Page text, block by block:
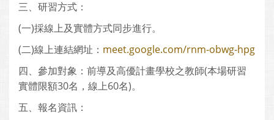
三、研習方式：
(一)採線上及實體方式同步進行。
(二)線上連結網址： meet.google.com/rnm-obwg-hpg
四、參加對象：前導及高優計畫學校之教師(本場研習
實體限額30名，線上60名)。
五、報名資訊：